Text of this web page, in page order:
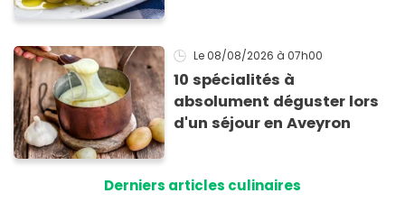
Le 08/08/2026 à 07h00
10 spécialités à
absolument déguster lors
d'un séjour en Aveyron
Derniers articles culinaires